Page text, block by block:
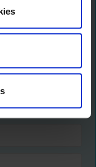
y novedades
y muchas